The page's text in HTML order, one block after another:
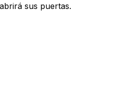
sus puertas.